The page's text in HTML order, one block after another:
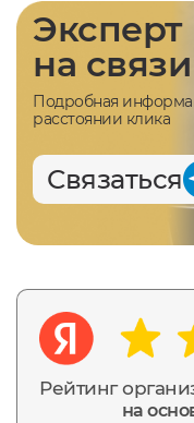
Рейтинг
на
Эксперт
на связи
Подробная
расстоянии клика
Связаться